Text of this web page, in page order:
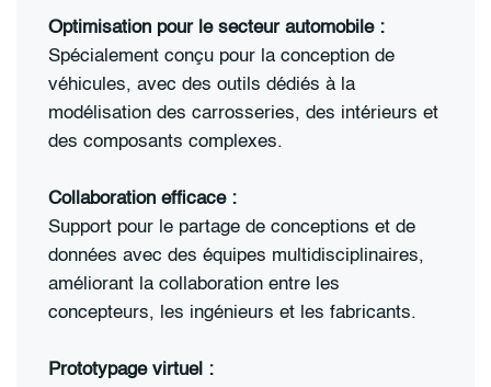
Optimisation pour le secteur automobile :
Spécialement conçu pour la conception de
véhicules, avec des outils dédiés à la
modélisation des carrosseries, des intérieurs et
des composants complexes.
Collaboration efficace :
Support pour le partage de conceptions et de
données avec des équipes multidisciplinaires,
améliorant la collaboration entre les
concepteurs, les ingénieurs et les fabricants.
Prototypage virtuel :